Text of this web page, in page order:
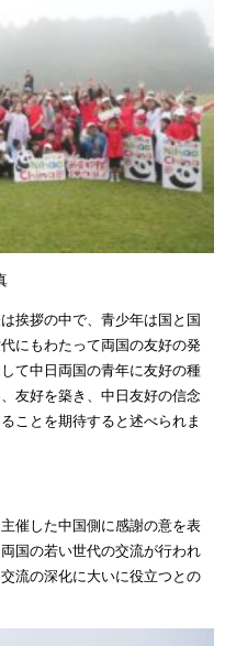
挨拶の中で、青少年は国と国
にもわたって両国の友好の発
て中日両国の青年に友好の種
友好を築き、中日友好の信念
ことを期待すると述べられま
催した中国側に感謝の意を表
国の若い世代の交流が行われ
流の深化に大いに役立つとの